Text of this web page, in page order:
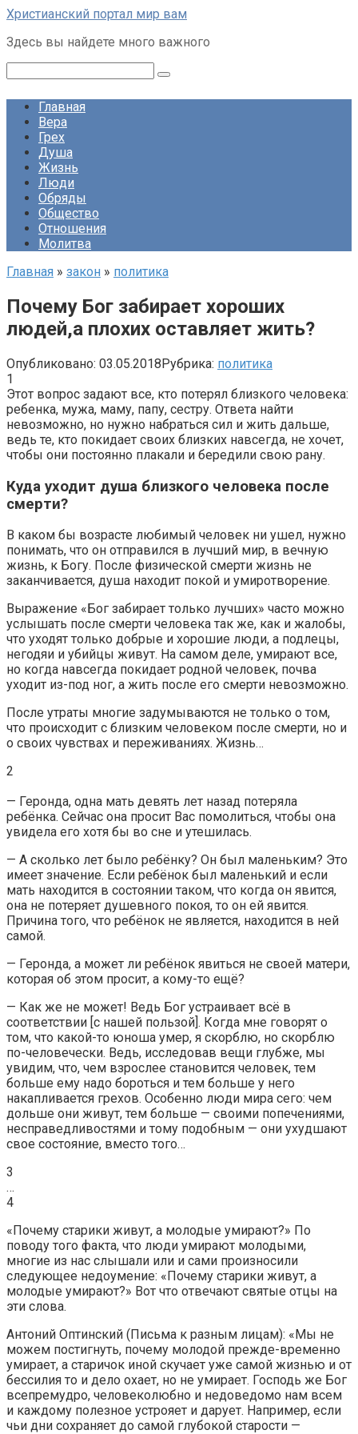
Перейти
контенту
Христианский портал мир вам
Здесь вы найдете много важного
Главная
Вера
Грех
Душа
Жизнь
Люди
Обряды
Общество
Отношения
Молитва
Главная » закон » политика
Почему Бог забирает хороших
людей,а плохих оставляет жить?
Опубликовано: 03.05.2018Рубрика: политика
1
Этот вопрос задают все, кто потерял близкого человека:
ребенка, мужа, маму, папу, сестру. Ответа найти
невозможно, но нужно набраться сил и жить дальше,
ведь те, кто покидает своих близких навсегда, не хочет,
чтобы они постоянно плакали и бередили свою рану.
Куда уходит душа близкого человека после
смерти?
В каком бы возрасте любимый человек ни ушел, нужно
понимать, что он отправился в лучший мир, в вечную
жизнь, к Богу. После физической смерти жизнь не
заканчивается, душа находит покой и умиротворение.
Выражение «Бог забирает только лучших» часто можно
услышать после смерти человека так же, как и жалобы,
что уходят только добрые и хорошие люди, а подлецы,
негодяи и убийцы живут. На самом деле, умирают все,
но когда навсегда покидает родной человек, почва
уходит из-под ног, а жить после его смерти невозможно.
После утраты многие задумываются не только о том,
что происходит с близким человеком после смерти, но и
о своих чувствах и переживаниях. Жизнь…
2
— Геронда, одна мать девять лет назад потеряла
ребёнка. Сейчас она просит Вас помолиться, чтобы она
увидела его хотя бы во сне и утешилась.
— А сколько лет было ребёнку? Он был маленьким? Это
имеет значение. Если ребёнок был маленький и если
мать находится в состоянии таком, что когда он явится,
она не потеряет душевного покоя, то он ей явится.
Причина того, что ребёнок не является, находится в ней
самой.
— Геронда, а может ли ребёнок явиться не своей матери,
которая об этом просит, а кому-то ещё?
— Как же не может! Ведь Бог устраивает всё в
соответствии [с нашей пользой]. Когда мне говорят о
том, что какой-то юноша умер, я скорблю, но скорблю
по-человечески. Ведь, исследовав вещи глубже, мы
увидим, что, чем взрослее становится человек, тем
больше ему надо бороться и тем больше у него
накапливается грехов. Особенно люди мира сего: чем
дольше они живут, тем больше — своими попечениями,
несправедливостями и тому подобным — они ухудшают
свое состояние, вместо того…
3
…
4
«Почему старики живут, а молодые умирают?» По
поводу того факта, что люди умирают молодыми,
многие из нас слышали или и сами произносили
следующее недоумение: «Почему старики живут, а
молодые умирают?» Вот что отвечают святые отцы на
эти слова.
Антоний Оптинский (Письма к разным лицам): «Мы не
можем постигнуть, почему молодой прежде-временно
умирает, а старичок иной скучает уже самой жизнью и от
бессилия то и дело охает, но не умирает. Господь же Бог
всепремудро, человеколюбно и недоведомо нам всем
и каждому полезное устрояет и дарует. Например, если
чьи дни сохраняет до самой глубокой старости —